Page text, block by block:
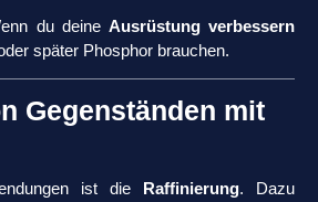
du deine Ausrüstung verbessern
später Phosphor brauchen.
Gegenständen mit
ist die Raffinierung. Dazu